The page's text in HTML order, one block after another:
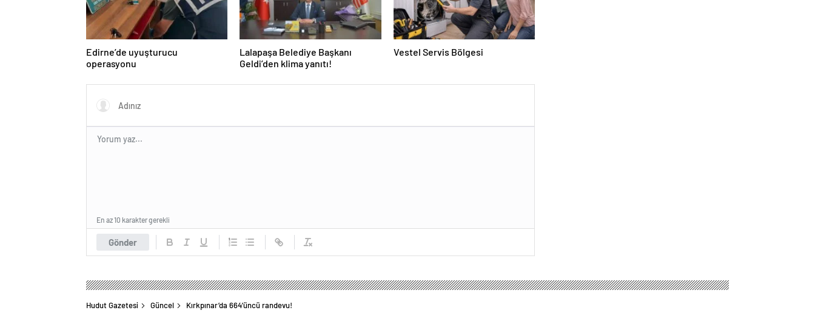
Edirne’de uyuşturucu
operasyonu
Lalapaşa Belediye Başkanı
Geldi’den klima yanıtı!
Vestel Servis Bölgesi
Gönder
En az 10 karakter gerekli
Hudut Gazetesi Güncel Kırkpınar’da 664’üncü randevu!